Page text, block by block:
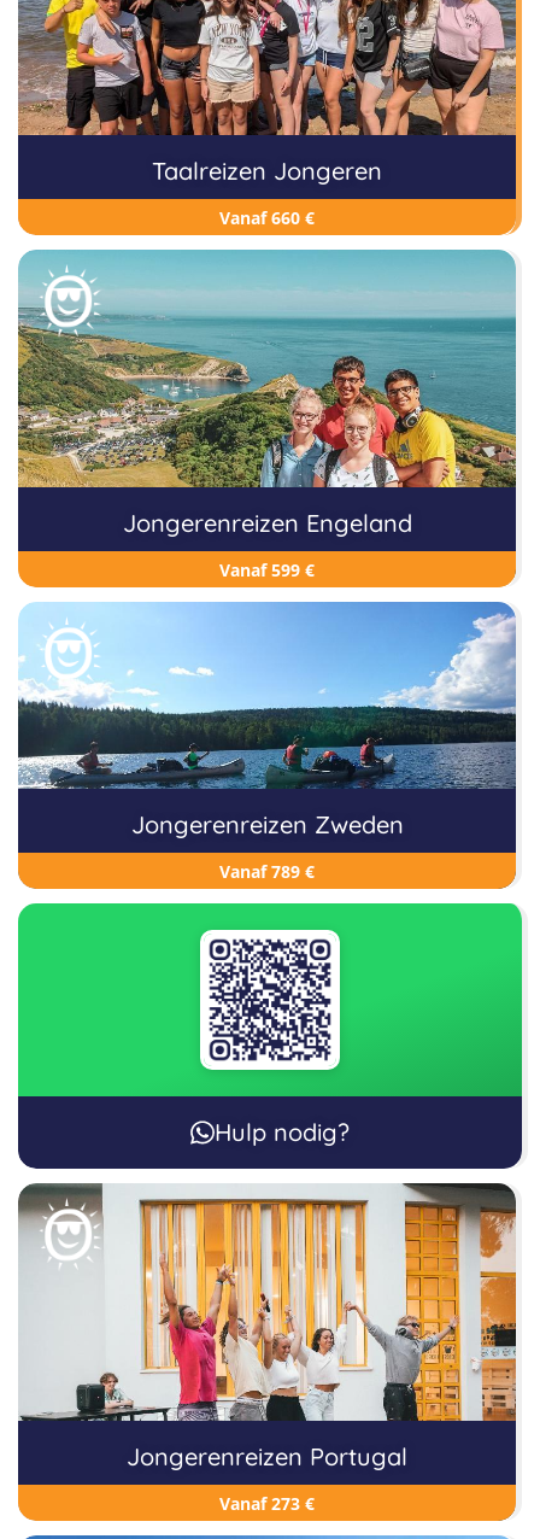
Taalreizen Jongeren
Vanaf 660 €
Jongerenreizen Engeland
Vanaf 599 €
Jongerenreizen Zweden
Vanaf 789 €
Hulp nodig?
Jongerenreizen Portugal
Vanaf 273 €